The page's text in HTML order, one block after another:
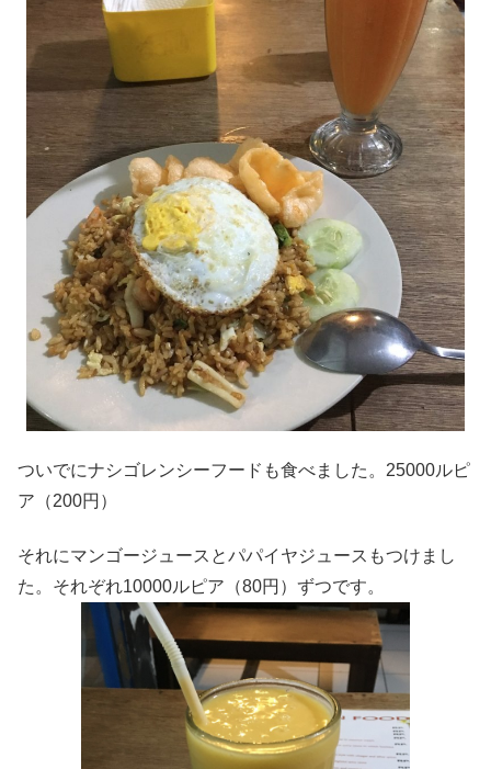
ついでにナシゴレンシーフードも食べました。25000ルピ
ア（200円）
それにマンゴージュースとパパイヤジュースもつけまし
た。それぞれ10000ルピア（80円）ずつです。